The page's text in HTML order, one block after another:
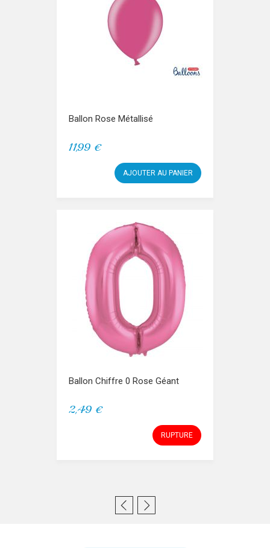
Ballon Rose Métallisé
11,99 €
AJOUTER AU PANIER
Ballon Chiffre 0 Rose Géant
2,49 €
RUPTURE